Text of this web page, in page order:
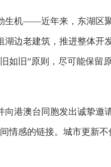
机——近年来，东湖区
边老建筑，推进整体开
如旧”原则，尽可能保留
港澳台同胞发出诚挚邀
情感的链接。城市更新